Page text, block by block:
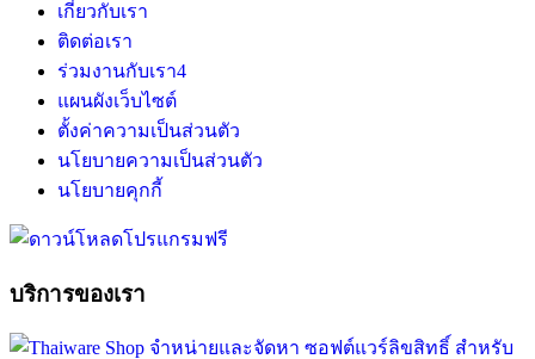
เกี่ยวกับเรา
ติดต่อเรา
ร่วมงานกับเรา4
แผนผังเว็บไซต์
ตั้งค่าความเป็นส่วนตัว
นโยบายความเป็นส่วนตัว
นโยบายคุกกี้
บริการของเรา